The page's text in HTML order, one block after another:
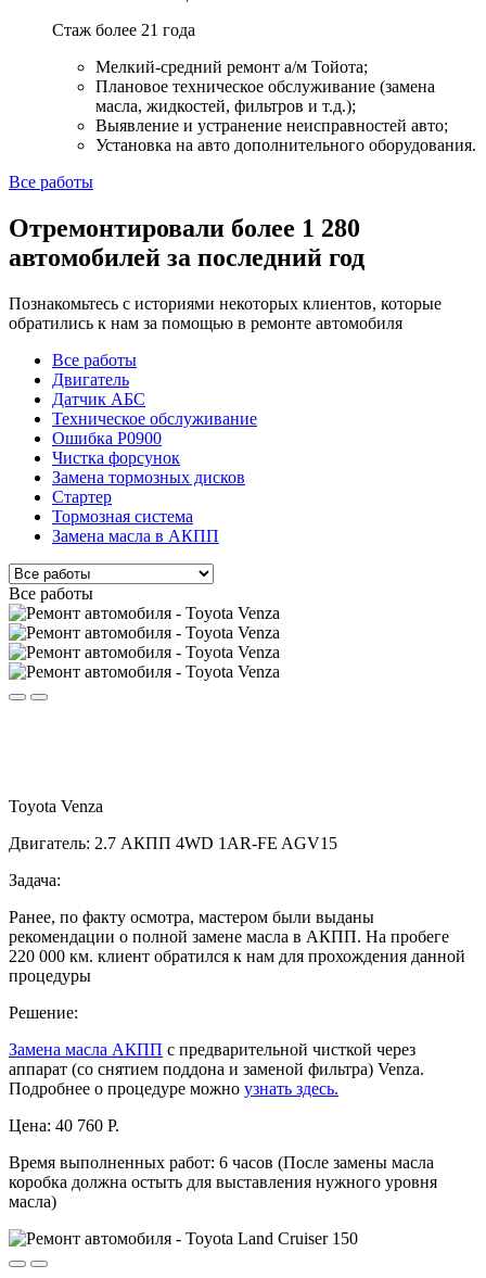
Стаж более 21 года
Мелкий-средний ремонт а/м Тойота;
Плановое техническое обслуживание (замена
масла, жидкостей, фильтров и т.д.);
Выявление и устранение неисправностей авто;
Установка на авто дополнительного оборудования.
Все работы
Отремонтировали более 1 280
автомобилей за последний год
Познакомьтесь с историями некоторых клиентов, которые
обратились к нам за помощью в ремонте автомобиля
Все работы
Двигатель
Датчик АБС
Техническое обслуживание
Ошибка P0900
Чистка форсунок
Замена тормозных дисков
Стартер
Тормозная система
Замена масла в АКПП
Все работы
Toyota Venza
Двигатель: 2.7 АКПП 4WD 1AR-FE AGV15
Задача:
Ранее, по факту осмотра, мастером были выданы
рекомендации о полной замене масла в АКПП. На пробеге
220 000 км. клиент обратился к нам для прохождения данной
процедуры
Решение:
Замена масла АКПП с предварительной чисткой через
аппарат (со снятием поддона и заменой фильтра) Venza.
Подробнее о процедуре можно узнать здесь.
Цена: 40 760 Р.
Время выполненных работ: 6 часов (После замены масла
коробка должна остыть для выставления нужного уровня
масла)